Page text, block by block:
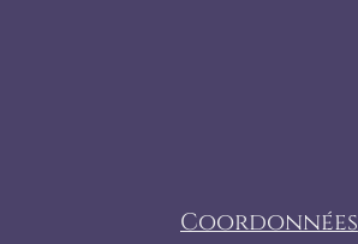
Coordonnées